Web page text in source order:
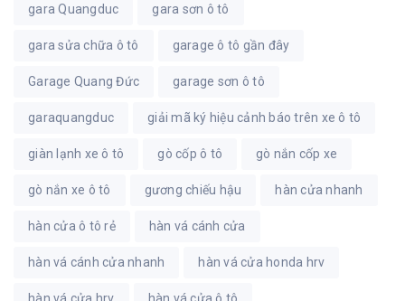
gara Quangduc gara sơn ô tô
gara sửa chữa ô tô garage ô tô gần đây
Garage Quang Đức garage sơn ô tô
garaquangduc giải mã ký hiệu cảnh báo trên xe ô tô
giàn lạnh xe ô tô gò cốp ô tô gò nắn cốp xe
gò nắn xe ô tô gương chiếu hậu hàn cửa nhanh
hàn cửa ô tô rẻ hàn vá cánh cửa
hàn vá cánh cửa nhanh hàn vá cửa honda hrv
hàn vá cửa hrv hàn vá cửa ô tô